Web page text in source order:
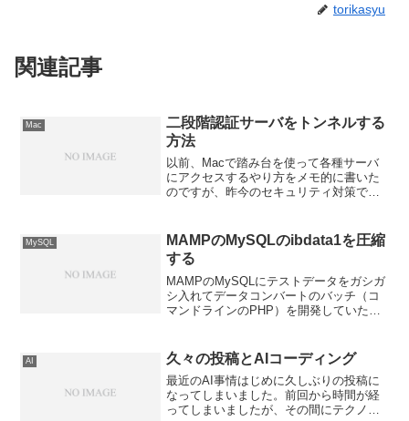
torikasyu
関連記事
Mac
二段階認証サーバをトンネルする
方法
以前、Macで踏み台を使って各種サーバ
にアクセスするやり方をメモ的に書いた
のですが、昨今のセキュリティ対策で、
ておきます。また、Macだとコマンドラ
インから簡単にポート...
MySQL
MAMPのMySQLのibdata1を圧縮
する
MAMPのMySQLにテストデータをガシガ
シ入れてデータコンバートのバッチ（コ
マンドラインのPHP）を開発していた
開発プロジェクトも一段落したので、デ
ータを...
AI 久々の投稿とAIコーディング
最近のAI事情はじめに久しぶりの投稿に
なってしまいました。前回から時間が経
ってしまいましたが、その間にテクノロ